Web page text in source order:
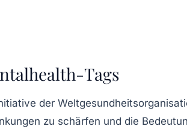
Tags
der
zu schärfen und die